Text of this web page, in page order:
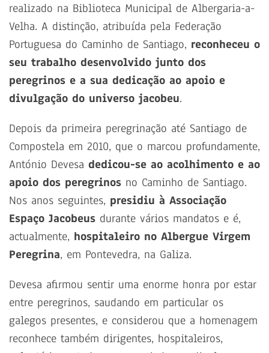
realizado na Biblioteca Municipal de Albergaria-a-
Velha. A distinção, atribuída pela Federação
Portuguesa do Caminho de Santiago, reconheceu o
seu trabalho desenvolvido junto dos
peregrinos e a sua dedicação ao apoio e
divulgação do universo jacobeu.
Depois da primeira peregrinação até Santiago de
Compostela em 2010, que o marcou profundamente,
António Devesa dedicou-se ao acolhimento e ao
apoio dos peregrinos no Caminho de Santiago.
Nos anos seguintes, presidiu à Associação
Espaço Jacobeus durante vários mandatos e é,
actualmente, hospitaleiro no Albergue Virgem
Peregrina, em Pontevedra, na Galiza.
Devesa afirmou sentir uma enorme honra por estar
entre peregrinos, saudando em particular os
galegos presentes, e considerou que a homenagem
reconhece também dirigentes, hospitaleiros,